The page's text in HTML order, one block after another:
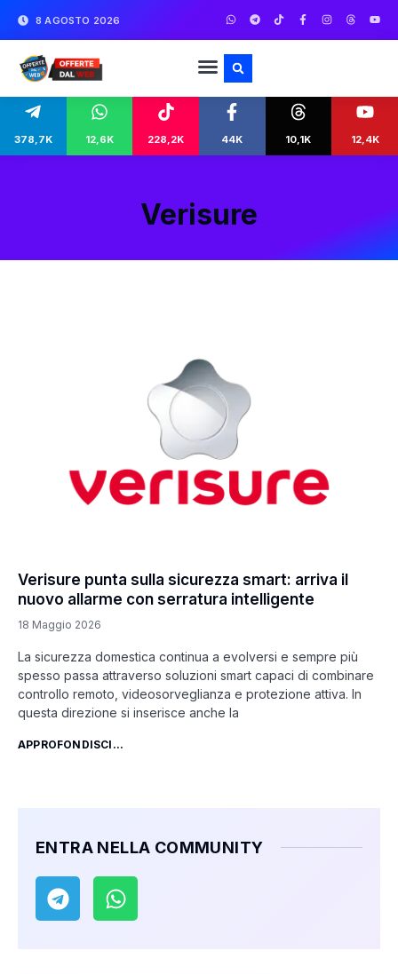
8 AGOSTO 2026
378,7K 12,6K 228,2K 44K 10,1K 12,4K
Verisure
Verisure punta sulla sicurezza smart: arriva il
nuovo allarme con serratura intelligente
18 Maggio 2026
La sicurezza domestica continua a evolversi e sempre più
spesso passa attraverso soluzioni smart capaci di combinare
controllo remoto, videosorveglianza e protezione attiva. In
questa direzione si inserisce anche la
APPROFONDISCI...
ENTRA NELLA COMMUNITY